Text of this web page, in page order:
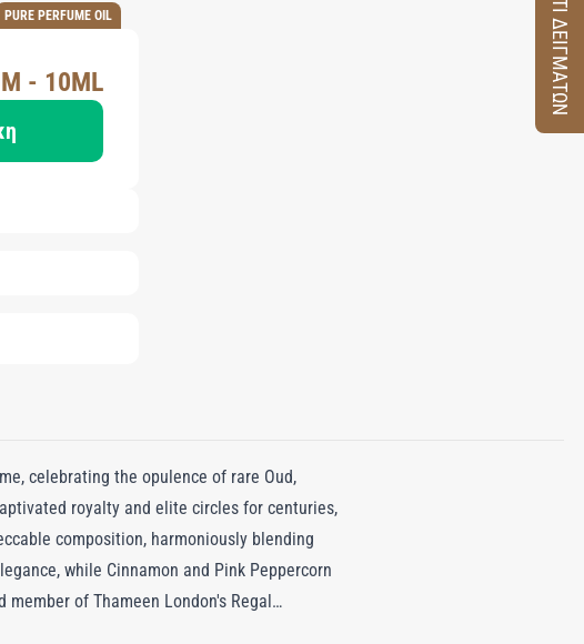
PURE PERFUME OIL
- 10ML
celebrating the opulence of rare Oud,
royalty and elite circles for centuries,
composition, harmoniously blending
while Cinnamon and Pink Peppercorn
of Thameen London's Regal
choice for those who appreciate the
ΚΟΥΤΙ ΔΕΙΓΜΑΤΩΝ